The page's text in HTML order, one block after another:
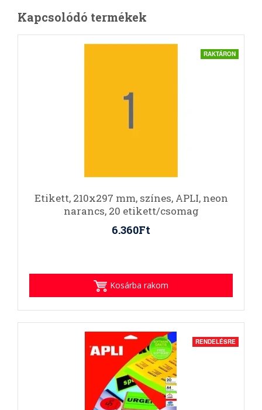
Kapcsolódó termékek
RAKTÁRON
Etikett, 210x297 mm, színes, APLI, neon
narancs, 20 etikett/csomag
6.360Ft
Kosárba rakom
RENDELÉSRE